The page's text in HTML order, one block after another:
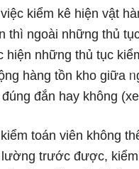
kiểm kê hiện vật
thì ngoài những thủ
hiện những thủ tục
hàng tồn kho giữa
đắn hay không
toán viên không
trước được,